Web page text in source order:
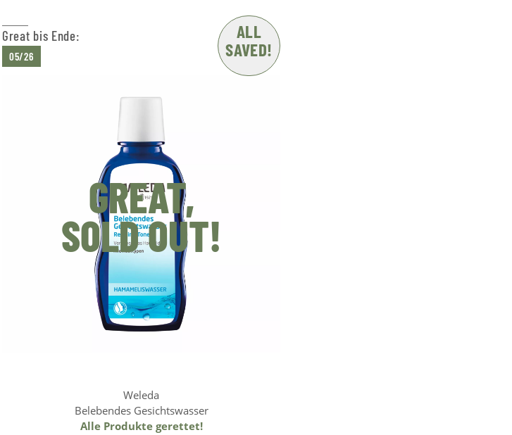
Great bis Ende:
05/26
ALL
SAVED!
GREAT,
SOLD OUT!
Weleda
Belebendes Gesichtswasser
Alle Produkte gerettet!